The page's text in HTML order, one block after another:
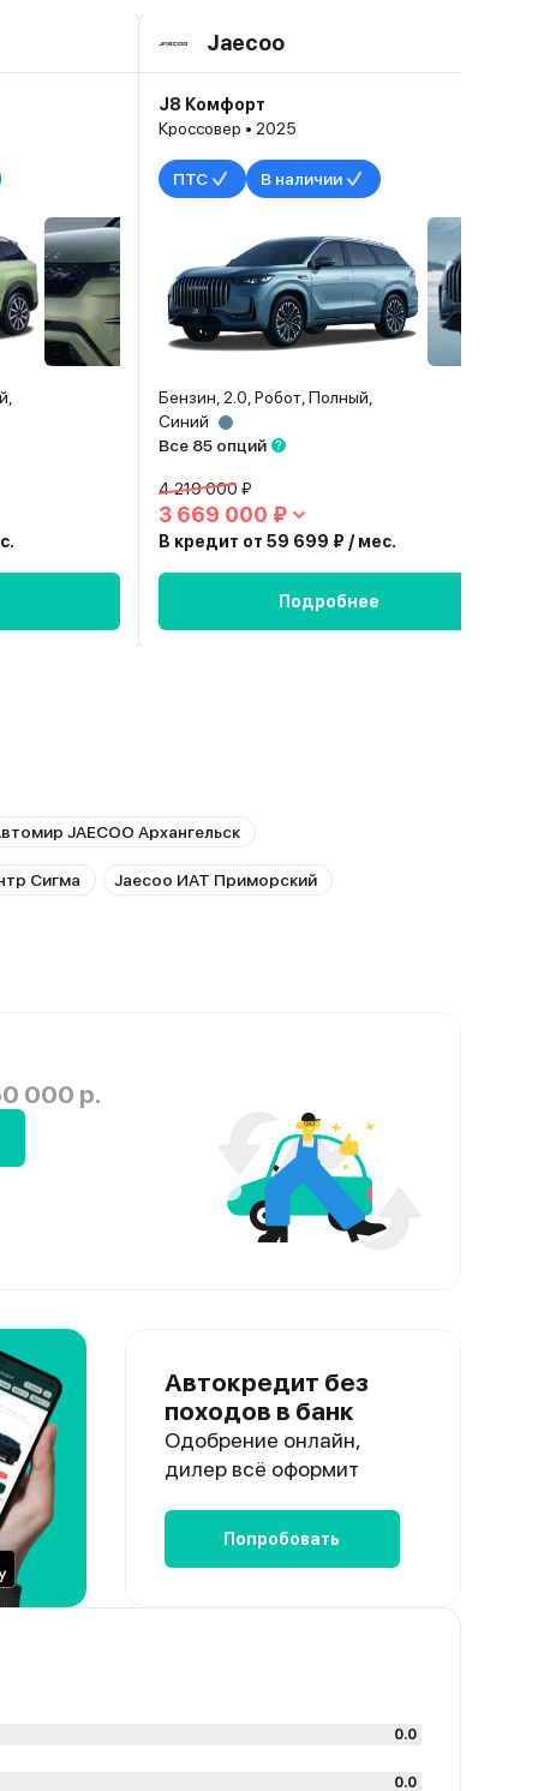
Jaecoo
J8 Комфорт
Кроссовер • 2025
ПТС В наличии
Бензин, 2.0, Робот, Полный,
Синий
Все 85 опций
4 219 000 ₽
3 669 000 ₽
В кредит от 59 699 ₽ / мес.
Подробнее
JAECOO Архангельск
Сигма Jaecoo ИАТ Приморский
000 р.
Автокредит без
походов в банк
Одобрение онлайн,
дилер всё оформит
Попробовать
0.0
0.0